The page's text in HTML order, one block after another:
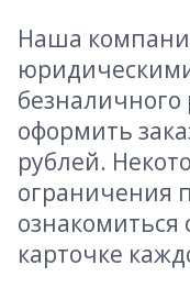
Наша
оформить
рублей.
ограничения
карточке